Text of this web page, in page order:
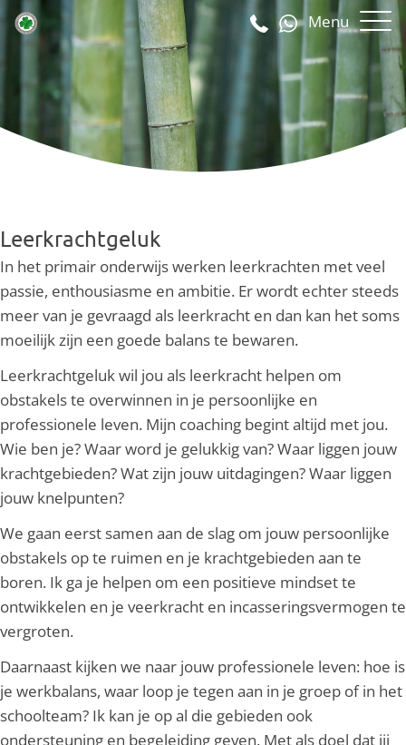
Menu
Leerkrachtgeluk
In het primair onderwijs werken leerkrachten met veel
passie, enthousiasme en ambitie. Er wordt echter steeds
meer van je gevraagd als leerkracht en dan kan het soms
moeilijk zijn een goede balans te bewaren.
Leerkrachtgeluk wil jou als leerkracht helpen om
obstakels te overwinnen in je persoonlijke en
professionele leven. Mijn coaching begint altijd met jou.
Wie ben je? Waar word je gelukkig van? Waar liggen jouw
krachtgebieden? Wat zijn jouw uitdagingen? Waar liggen
jouw knelpunten?
We gaan eerst samen aan de slag om jouw persoonlijke
obstakels op te ruimen en je krachtgebieden aan te
boren. Ik ga je helpen om een positieve mindset te
ontwikkelen en je veerkracht en incasseringsvermogen te
vergroten.
Daarnaast kijken we naar jouw professionele leven: hoe is
je werkbalans, waar loop je tegen aan in je groep of in het
schoolteam? Ik kan je op al die gebieden ook
ondersteuning en begeleiding geven. Met als doel dat jij